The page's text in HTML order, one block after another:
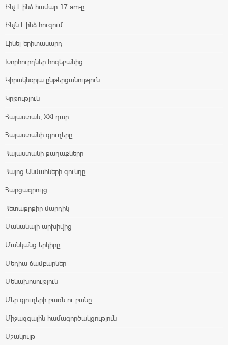
Ինչ է ինձ համար 17.am-ը
Ինչն է ինձ հուզում
Լինել երիտասարդ
Խորհուրդներ հոգեբանից
Կիրակնօրյա ընթերցանություն
Կրթություն
Հայաստան, XXI դար
Հայաստանի գյուղերը
Հայաստանի քաղաքները
Հայոց Անմահների գունդը
Հարցազրույց
Հետաքրքիր մարդիկ
Մանանայի արխիվից
Մանկանց երկիրը
Մեդիա ճամբարներ
Մենախոսություն
Մեր գյուղերի բառն ու բանը
Միջազգային համագործակցություն
Մշակույթ